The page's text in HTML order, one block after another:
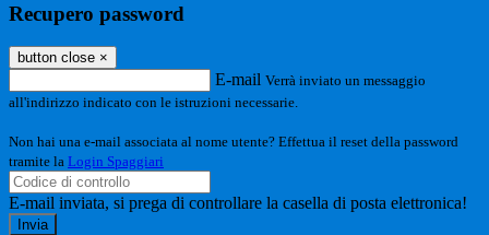
Recupero password
button close ×
E-mail Verrà inviato un messaggio
all'indirizzo indicato con le istruzioni necessarie.
Non hai una e-mail associata al nome utente? Effettua il reset della password
tramite la Login Spaggiari
E-mail inviata, si prega di controllare la casella di posta elettronica!